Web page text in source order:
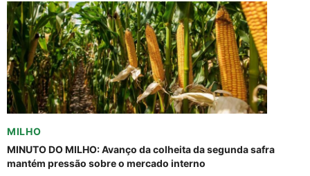
MILHO
MINUTO DO MILHO: Avanço da colheita da segunda safra
mantém pressão sobre o mercado interno